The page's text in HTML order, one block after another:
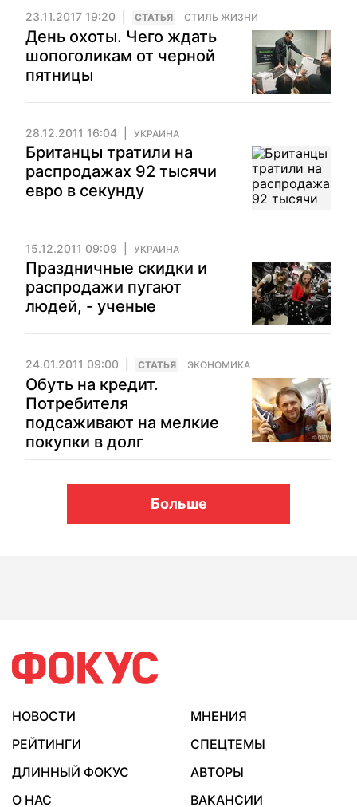
23.11.2017 19:20 CТАТЬЯ СТИЛЬ ЖИЗНИ
День охоты. Чего ждать
шопоголикам от черной
пятницы
28.12.2011 16:04 УКРАИНА
Британцы тратили на
распродажах 92 тысячи
евро в секунду
15.12.2011 09:09 УКРАИНА
Праздничные скидки и
распродажи пугают
людей, - ученые
24.01.2011 09:00 CТАТЬЯ ЭКОНОМИКА
Обуть на кредит.
Потребителя
подсаживают на мелкие
покупки в долг
Больше
НОВОСТИ
МНЕНИЯ
РЕЙТИНГИ
СПЕЦТЕМЫ
ДЛИННЫЙ ФОКУС
АВТОРЫ
О НАС
ВАКАНСИИ